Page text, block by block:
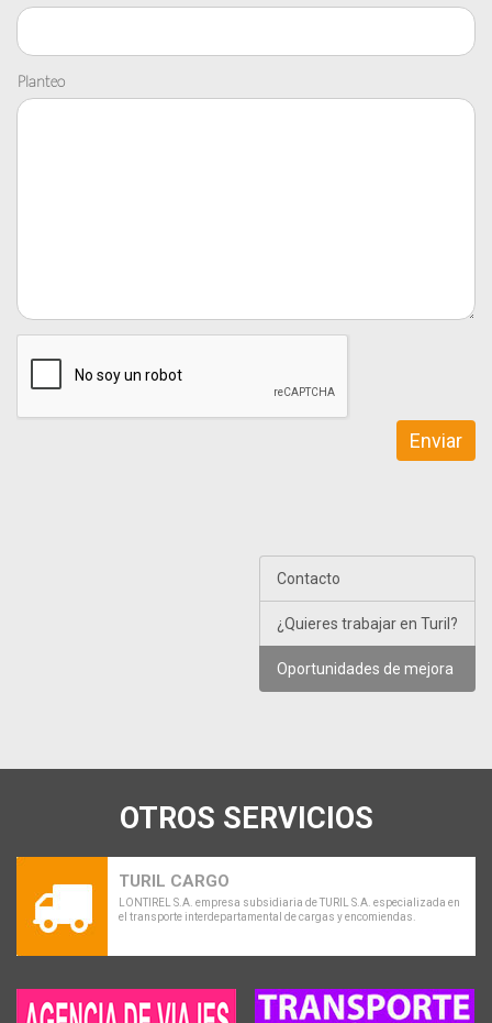
Planteo
Enviar
Contacto
¿Quieres trabajar en Turil?
Oportunidades de mejora
OTROS SERVICIOS
TURIL CARGO
LONTIREL S.A. empresa subsidiaria de TURIL S.A. especializada en
el transporte interdepartamental de cargas y encomiendas.